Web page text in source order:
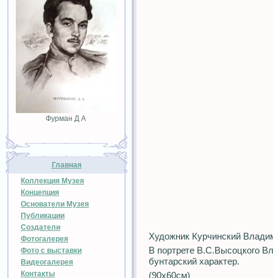
Фурман Д А
Главная
Коллекция Музея
Концепция
Основатели Музея
Публикации
Создатели
Фотогалерея
Фото с выставки
Видеогалерея
Контакты
Художник Курчинский
В портрете В.С.Высоцкого
бунтарский характер.
(90х60см)